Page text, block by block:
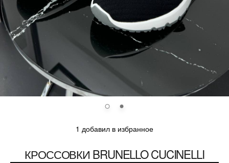
1 добавил в избранное
КРОССОВКИ BRUNELLO CUCINELLI